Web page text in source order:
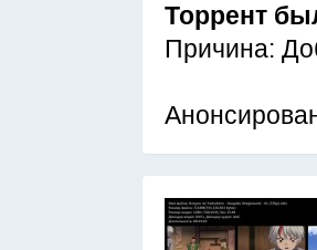
Торрент
Причина: